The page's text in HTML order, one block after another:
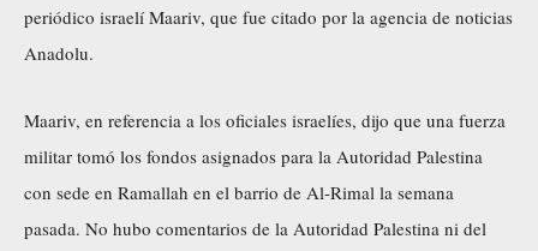
periódico israelí Maariv, que fue citado por la agencia de noticias
Anadolu.
Maariv, en referencia a los oficiales israelíes, dijo que una fuerza
militar tomó los fondos asignados para la Autoridad Palestina
con sede en Ramallah en el barrio de Al-Rimal la semana
pasada. No hubo comentarios de la Autoridad Palestina ni del